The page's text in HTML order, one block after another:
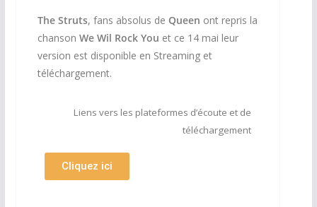
The Struts, fans absolus de Queen ont repris la
chanson We Wil Rock You et ce 14 mai leur
version est disponible en Streaming et
téléchargement.
Liens vers les plateformes d’écoute et de
téléchargement
Cliquez ici